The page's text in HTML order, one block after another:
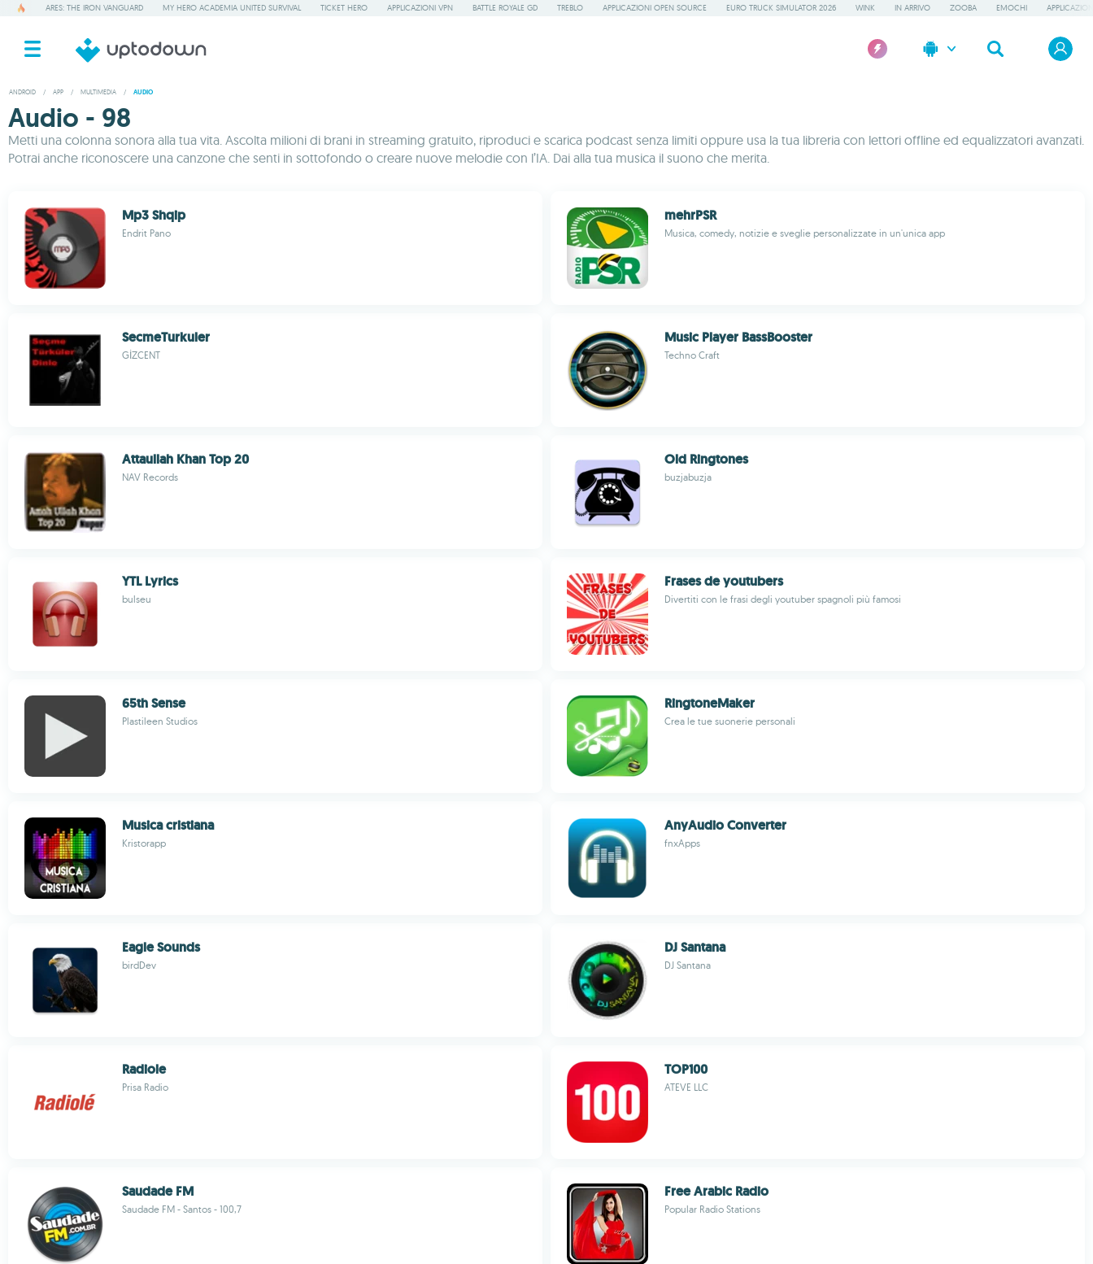
ARES: THE IRON VANGUARD MY HERO ACADEMIA UNITED SURVIVAL TICKET HERO APPLICAZIONI VPN BATTLE ROYALE GD TREBLO APPLICAZIONI OPEN SOURCE EURO TRUCK SIMULATOR 2026 WINK IN ARRIVO ZOOBA EMOCHI
ANDROID / APP / MULTIMEDIA / AUDIO
Audio - 98
Metti una colonna sonora alla tua vita. Ascolta milioni di brani in streaming gratuito, riproduci e scarica podcast senza limiti oppure usa la tua libreria con lettori offline ed equalizzatori avanzati.
Potrai anche riconoscere una canzone che senti in sottofondo o creare nuove melodie con l’IA. Dai alla tua musica il suono che merita.
Mp3 Shqip
Endrit Pano
mehrPSR
Musica, comedy, notizie e sveglie personalizzate in un'unica app
SecmeTurkuler
GİZCENT
Music Player BassBooster
Techno Craft
Attaullah Khan Top 20
NAV Records
Old Ringtones
buzjabuzja
YTL Lyrics
bulseu
Frases de youtubers
Divertiti con le frasi degli youtuber spagnoli più famosi
65th Sense
Plastileen Studios
RingtoneMaker
Crea le tue suonerie personali
Musica cristiana
Kristorapp
AnyAudio Converter
fnxApps
Eagle Sounds
birdDev
DJ Santana
DJ Santana
Radiole
Prisa Radio
TOP100
ATEVE LLC
Saudade FM
Saudade FM - Santos - 100,7
Free Arabic Radio
Popular Radio Stations